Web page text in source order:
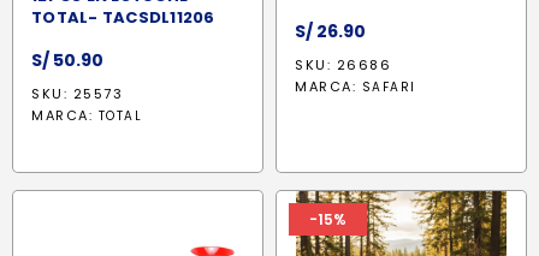
TOTAL- TACSDL11206
S/ 50.90
SKU: 25573
MARCA: TOTAL
S/ 26.90
SKU: 26686
MARCA: SAFARI
-15%